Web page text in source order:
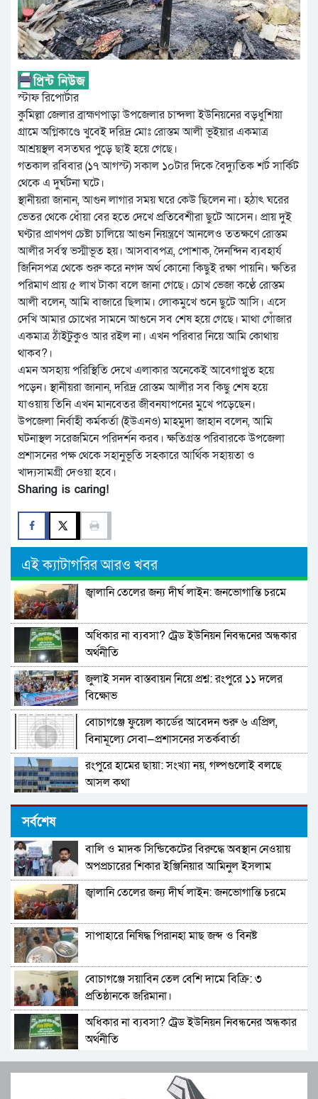
স্টাফ রিপোর্টার
কুমিল্লা জেলার ব্রাহ্মণপাড়া উপজেলার চান্দলা ইউনিয়নের বড়ধুশিয়া
গ্রামে অগ্নিকাণ্ডে খুবেই দরিদ্র মোঃ রোস্তম আলী ভূইয়ার একমাত্র
আশ্রয়স্থল বসতঘর পুড়ে ছাই হয়ে গেছে।
গতকাল রবিবার (১৭ আগস্ট) সকাল ১০টার দিকে বৈদ্যুতিক শর্ট সার্কিট
থেকে এ দুর্ঘটনা ঘটে।
স্থানীয়রা জানান, আগুন লাগার সময় ঘরে কেউ ছিলেন না। হঠাৎ ঘরের
ভেতর থেকে ধোঁয়া বের হতে দেখে প্রতিবেশীরা ছুটে আসেন। প্রায় দুই
ঘণ্টার প্রাণপণ চেষ্টা চালিয়ে আগুন নিয়ন্ত্রণে আনলেও ততক্ষণে রোস্তম
আলীর সর্বস্ব ভস্মীভূত হয়। আসবাবপত্র, পোশাক, দৈনন্দিন ব্যবহার্য
জিনিসপত্র থেকে শুরু করে নগদ অর্থ কোনো কিছুই রক্ষা পায়নি। ক্ষতির
পরিমাণ প্রায় ৫ লাখ টাকা বলে জানা গেছে। চোখ ভেজা কণ্ঠে রোস্তম
আলী বলেন, আমি বাজারে ছিলাম। লোকমুখে শুনে ছুটে আসি। এসে
দেখি আমার চোখের সামনে আগুনে সব শেষ হয়ে গেছে। মাথা গোঁজার
একমাত্র ঠাঁইটুকুও আর রইল না। এখন পরিবার নিয়ে আমি কোথায়
থাকব?।
এমন অসহায় পরিস্থিতি দেখে এলাকার অনেকেই আবেগাপ্লুত হয়ে
পড়েন। স্থানীয়রা জানান, দরিদ্র রোস্তম আলীর সব কিছু শেষ হয়ে
যাওয়ায় তিনি এখন মানবেতর জীবনযাপনের মুখে পড়েছেন।
উপজেলা নির্বাহী কর্মকর্তা (ইউএনও) মাহমুদা জাহান বলেন, আমি
ঘটনাস্থল সরেজমিনে পরিদর্শন করব। ক্ষতিগ্রস্ত পরিবারকে উপজেলা
প্রশাসনের পক্ষ থেকে সহানুভূতি সহকারে আর্থিক সহায়তা ও
খাদ্যসামগ্রী দেওয়া হবে।
Sharing is caring!
এই ক্যাটাগরির আরও খবর
জ্বালানি তেলের জন্য দীর্ঘ লাইন: জনভোগান্তি চরমে
অধিকার না ব্যবসা? ট্রেড ইউনিয়ন নিবন্ধনের অন্ধকার
অর্থনীতি
জুলাই সনদ বাস্তবায়ন নিয়ে প্রশ্ন: রংপুরে ১১ দলের
বিক্ষোভ
বোচাগঞ্জে ফুয়েল কার্ডের আবেদন শুরু ৬ এপ্রিল,
বিনামূল্যে সেবা—প্রশাসনের সতর্কবার্তা
রংপুরে হামের ছায়া: সংখ্যা নয়, গল্পগুলোই বলছে
আসল কথা
(বিশাল নিয়োগ ) সম্পূর্ণ সরকারি নীতিমালা মেনে
স্বায়ত্বশাসিত বিনিয়োগকারী প্রতিষ্ঠান-
NHR.DO.NGO-ক্ষুদ্র ঋণদান প্রকল্প: BEEC
প্রবাসীদের ভিসার মেয়াদ বাড়ানো নিয়ে নতুন বার্তা
পররাষ্ট্র প্রতিমন্ত্রীর
মহাকাশ থেকে তোলা পৃথিবীর ছবি পাঠালেন
সাড়ে চার কোটির ছায়া: শ্বশুর সামনে, কাস্টমস্
স্বাস্থ্যসেবা দোরগোড়ায় দাবি, বাস্তবতা ও অপেক্ষার
পীরগাছায় লাইনম্যান পেটানো: অভিযোগ আছে, মামলা
নেই
সর্বশেষ
বালি ও মাদক সিন্ডিকেটের বিরুদ্ধে অবস্থান নেওয়ায়
অপপ্রচারের শিকার ইঞ্জিনিয়ার আমিনুল ইসলাম
ডালিমের অভিযোগ
জ্বালানি তেলের জন্য দীর্ঘ লাইন: জনভোগান্তি চরমে
সাপাহারে নিষিদ্ধ পিরানহা মাছ জব্দ ও বিনষ্ট
বোচাগঞ্জে সয়াবিন তেল বেশি দামে বিক্রি: ৩
প্রতিষ্ঠানকে জরিমানা।
অধিকার না ব্যবসা? ট্রেড ইউনিয়ন নিবন্ধনের অন্ধকার
অর্থনীতি
সেতাবগঞ্জ সরকারি পাইলট মডেল উচ্চ বিদ্যালয়ে
বাংলা নববর্ষ উপলক্ষে চিত্রাঙ্কন।